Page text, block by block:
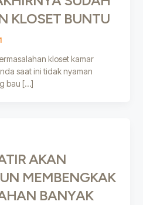
KLOSET BUNTU
kloset kamar
saat ini tidak nyaman
bau […]
AKAN
MEMBENGKAK
BANYAK